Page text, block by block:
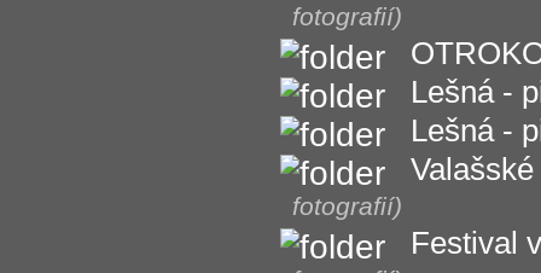
fotografií)
Lešná -
Lešná -
fotografií)
Festival